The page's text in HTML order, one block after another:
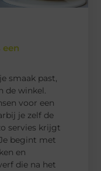
smaak past,
de winkel.
voor een
je zelf de
servies krijgt
begint met
en
die na het